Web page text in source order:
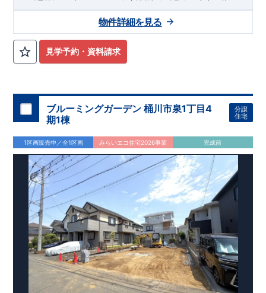
ービス株式会社」にて責任をもって対応いたします。
住まいの工夫をショート動画でご紹介中
気になる！見たい！話を聞きたい！！
ぜひ一度ご相談ください！ 「少し見てみたい」「話だけ聞いて
に対応いたします。 ​
大宮営業所までお気軽にどうぞ。
【TEL ：0120-0038-63】
受付時間：9:30～18:30
※火曜・水曜定休
西武池袋線「武蔵藤沢」駅ま
【周辺環境】
7分） イオンスタイル入間店 約760ｍ（徒歩10分）
【この物件のおすすめPOINT】
-住みやすさ重視の設計・設備
駐車スペースは3台分（※車種
だけます（詳細はお問合せください） ◆リビング隣接の畳コー
ナーは来客対応からくつろぎスペースまで用途多彩 ◆作業中も
家族のコミュニケーションが途切れないフルオープンキッチン
を採用
■お問い合わせ先■東栄住宅所沢営業所
04-2903-6262
見学予約・資料請求
物件詳細を見る
ブルーミングガーデン 桶川市泉1丁目4
期1棟
分譲
住宅
1区画販売中／全1区画 みらいエコ住宅2026事業 完成前